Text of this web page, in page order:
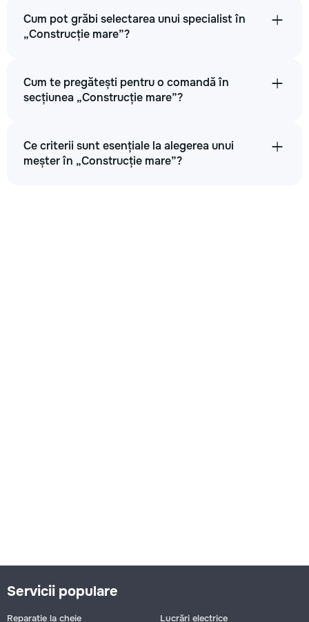
Cum pot grăbi selectarea unui specialist în
„Construcție mare”?
Cum te pregătești pentru o comandă în
secțiunea „Construcție mare”?
Ce criterii sunt esențiale la alegerea unui
meșter în „Construcție mare”?
Servicii populare
Reparație la cheie
Lucrări electrice